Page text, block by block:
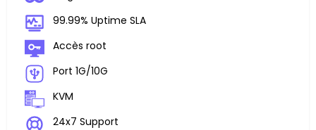
99.99% Uptime SLA
Accès root
Port 1G/10G
KVM
24x7 Support